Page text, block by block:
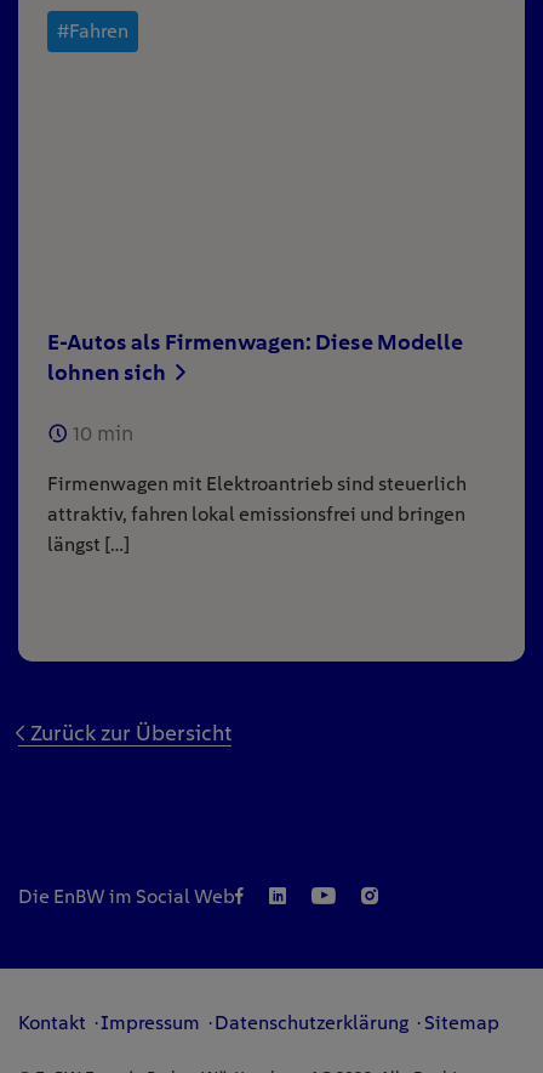
#Fahren
E-Autos als Firmenwagen: Diese Modelle
lohnen sich
10 min
Firmenwagen mit Elektroantrieb sind steuerlich
attraktiv, fahren lokal emissionsfrei und bringen
längst […]
Zurück zur Übersicht
Die EnBW im Social Web
Kontakt Impressum Datenschutzerklärung Sitemap